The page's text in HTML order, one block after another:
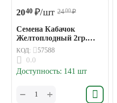
2040 ₽/шт 2400 ₽
Семена Кабачок
Желтоплодный 2гр.
СеДеК
КОД: 57588
0.0
Доступность: 141 шт
+
−